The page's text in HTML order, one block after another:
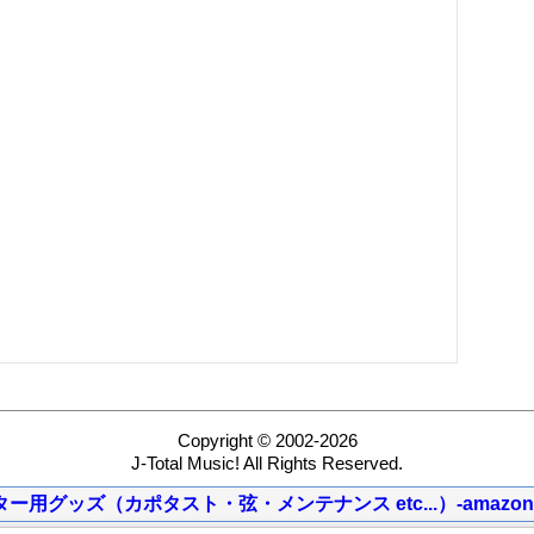
Copyright © 2002-2026
J-Total Music! All Rights Reserved.
ー用グッズ（カポタスト・弦・メンテナンス etc...）-